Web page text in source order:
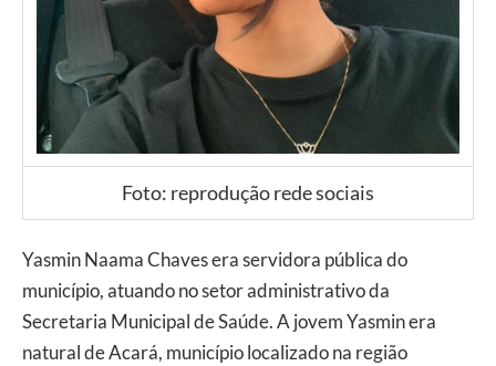
Foto: reprodução rede sociais
Yasmin Naama Chaves era servidora pública do
município, atuando no setor administrativo da
Secretaria Municipal de Saúde. A jovem Yasmin era
natural de Acará, município localizado na região